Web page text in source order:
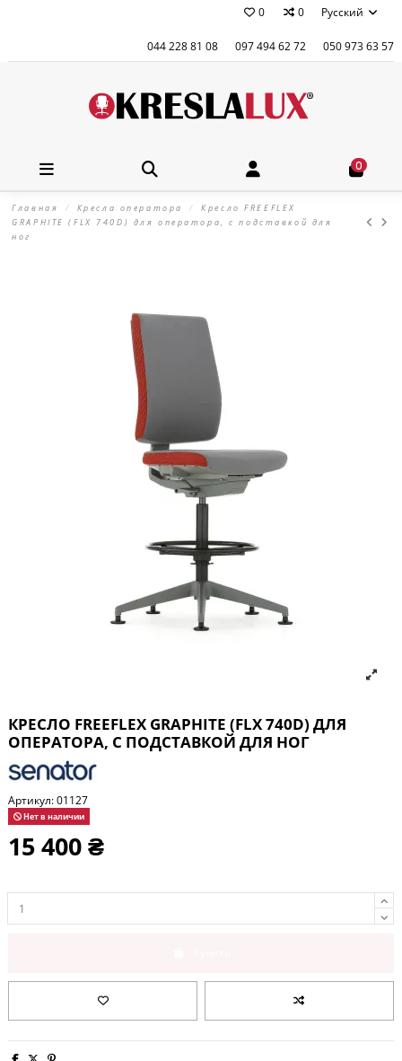
0 0 Русский
044 228 81 08 097 494 62 72 050 973 63 57
0
Главная Кресла оператора
Кресло FREEFLEX
GRAPHITE (FLX 740D) для оператора, c подставкой для
ног
КРЕСЛО FREEFLEX GRAPHITE (FLX 740D) ДЛЯ
ОПЕРАТОРА, C ПОДСТАВКОЙ ДЛЯ НОГ
Артикул:01127
Нет в наличии
15 400 ₴